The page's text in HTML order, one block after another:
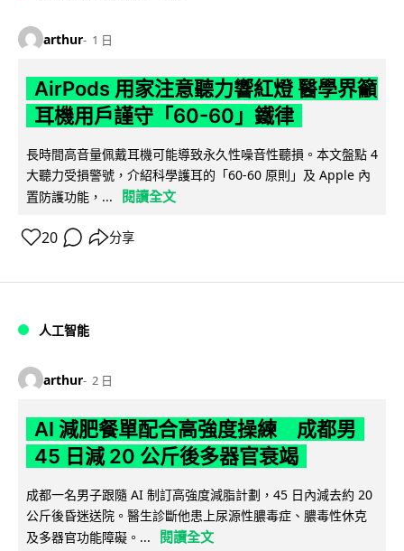
arthur 1 日
AirPods 用家注意聽力響紅燈 醫學界籲
耳機用戶謹守「60-60」鐵律
長時間高音量佩戴耳機可能導致永久性噪音性聽損。本文盤點 4
大聽力受損警號，介紹科學護耳的「60-60 原則」及 Apple 內
置防護功能，...
閱讀全文
20 分享
人工智能
arthur 2 日
AI 減肥餐單配合高強度操練 成都男
45 日減 20 公斤後多器官衰竭
成都一名男子跟隨 AI 制訂高強度減脂計劃，45 日內減去約 20
公斤後昏迷送院。醫生診斷他患上尿源性膿毒症、膿毒性休克
及多器官功能障礙。...
閱讀全文